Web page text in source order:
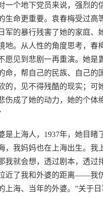
一个地下党员来说，强烈的
生命更重要。袁春梅受过高
军的暴行残害了她的家庭、
地。从人性的角度思考，春
愿见到悲剧一再重演。她是
命，帮自己的民族、自己的
的，见不得残酷的现实；可
伤成了她的动力，她的个体
是上海人，1937年，她目睹
，我妈妈也在上海出生。我
我就会想，透过剧本，透过
近了我和外婆的距离——我
上海、当年的外婆。”关于